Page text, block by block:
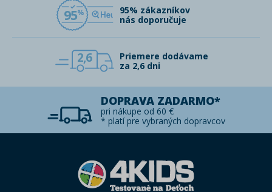
95
95% zákazníkov
nás doporučuje
2,6
Priemere dodávame
za 2,6 dni
DOPRAVA ZADARMO*
pri nákupe od 60 €
* platí pre vybraných dopravcov